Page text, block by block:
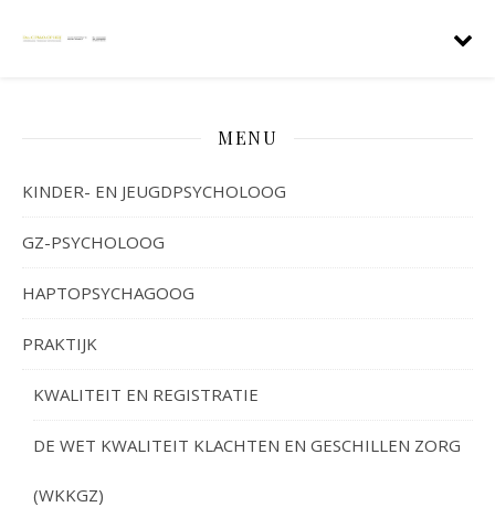
MENU
KINDER- EN JEUGDPSYCHOLOOG
GZ-PSYCHOLOOG
HAPTOPSYCHAGOOG
PRAKTIJK
KWALITEIT EN REGISTRATIE
DE WET KWALITEIT KLACHTEN EN GESCHILLEN ZORG
(WKKGZ)